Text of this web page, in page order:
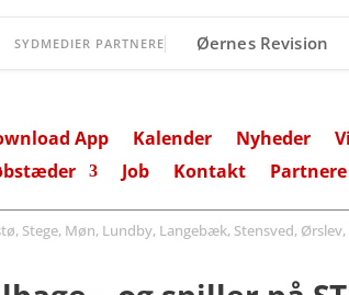
SYDMEDIER PARTNERE Øernes Revision
App Kalender Nyheder
Job Kontakt Partnere
Møn, Lundby, Langebæk, Stensved, Ørslev,